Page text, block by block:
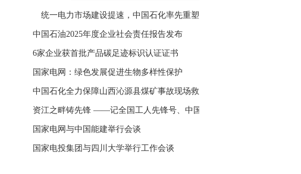
统一电力市场建设提速，中国石化率先重塑用电管理
中国石油2025年度企业社会责任报告发布
6家企业获首批产品碳足迹标识认证证书
国家电网：绿色发展促进生物多样性保护
中国石化全力保障山西沁源县煤矿事故现场救援
资江之畔铸先锋 ——记​全国工人先锋号、中国大唐华银金竹山发电公司
国家电网与中国能建举行会谈
国家电投集团与四川大学举行工作会谈